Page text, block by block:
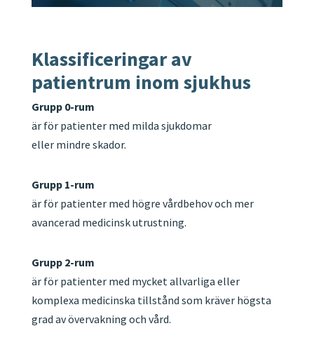
Klassificeringar av
patientrum inom sjukhus
Grupp 0-rum
är för patienter med milda sjukdomar
eller mindre skador.
Grupp 1-rum
är för patienter med högre vårdbehov och mer
avancerad medicinsk utrustning.
Grupp 2-rum
är för patienter med mycket allvarliga eller
komplexa medicinska tillstånd som kräver högsta
grad av övervakning och vård.